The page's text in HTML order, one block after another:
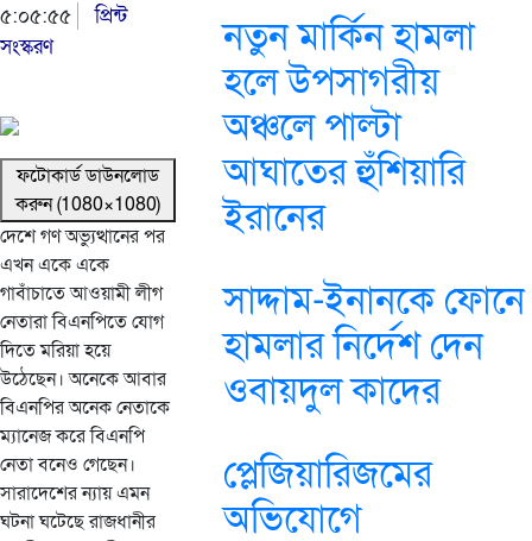
৫:০৫:৫৫
প্রিন্ট
সংস্করণ
ফটোকার্ড ডাউনলোড
করুন (1080×1080)
দেশে গণ অভ্যুত্থানের পর
এখন একে একে
গাবাঁচাতে আওয়ামী লীগ
নেতারা বিএনপিতে যোগ
দিতে মরিয়া হয়ে
উঠেছেন। অনেকে আবার
বিএনপির অনেক নেতাকে
ম্যানেজ করে বিএনপি
নেতা বনেও গেছেন।
সারাদেশের ন্যায় এমন
ঘটনা ঘটেছে রাজধানীর
নতুন মার্কিন হামলা
হলে উপসাগরীয়
অঞ্চলে পাল্টা
আঘাতের হুঁশিয়ারি
ইরানের
সাদ্দাম-ইনানকে ফোনে
হামলার নির্দেশ দেন
ওবায়দুল কাদের
প্লেজিয়ারিজমের
অভিযোগে